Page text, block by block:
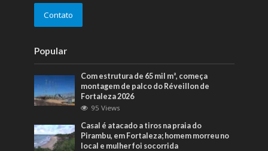
Contato
Popular
Com estrutura de 65 mil m², começa
montagem de palco do Réveillon de
Fortaleza 2026
95 Views
Casal é atacado a tiros na praia do
Pirambu, em Fortaleza; homem morreu no
local e mulher foi socorrida